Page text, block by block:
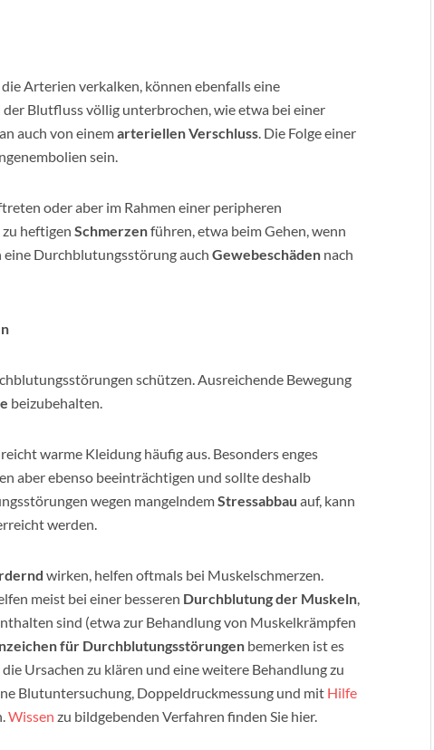
die Arterien verkalken, können ebenfalls eine
Blutfluss völlig unterbrochen, wie etwa bei einer
auch von einemarteriellen Verschluss. Die Folge einer
sein.
oder aber im Rahmen einer peripheren
heftigen Schmerzenführen, etwa beim Gehen, wenn
Durchblutungsstörung auch Gewebeschäden nach
schützen. Ausreichende Bewegung
beizubehalten.
warme Kleidung häufig aus. Besonders enges
aber ebenso beeinträchtigen und sollte deshalb
wegen mangelndemStressabbau auf, kann
werden.
wirken, helfen oftmals bei Muskelschmerzen.
meist bei einer besseren Durchblutung der Muskeln,
sind (etwa zur Behandlung von Muskelkrämpfen
für Durchblutungsstörungen bemerken ist es
Ursachen zu klären und eine weitere Behandlung zu
Blutuntersuchung, Doppeldruckmessung und mit Hilfe
Wissen zu bildgebenden Verfahren finden Sie hier.